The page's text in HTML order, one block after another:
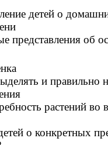
детей о
представления об
и правильно
растений во
о конкретных